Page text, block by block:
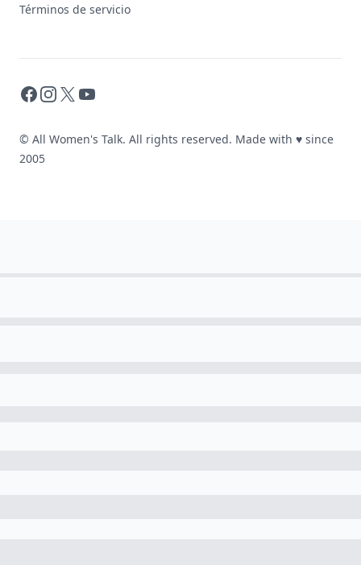
Términos de servicio
Facebook
Instagram
X YouTube
© All Women's Talk. All rights reserved. Made with ♥ since
2005